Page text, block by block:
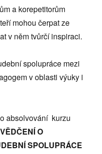
a korepetitorům
mohou čerpat ze
v něm tvůrčí inspiraci.
spolupráce mezi
v oblasti výuky i
absolvování kurzu
O
SPOLUPRÁCE